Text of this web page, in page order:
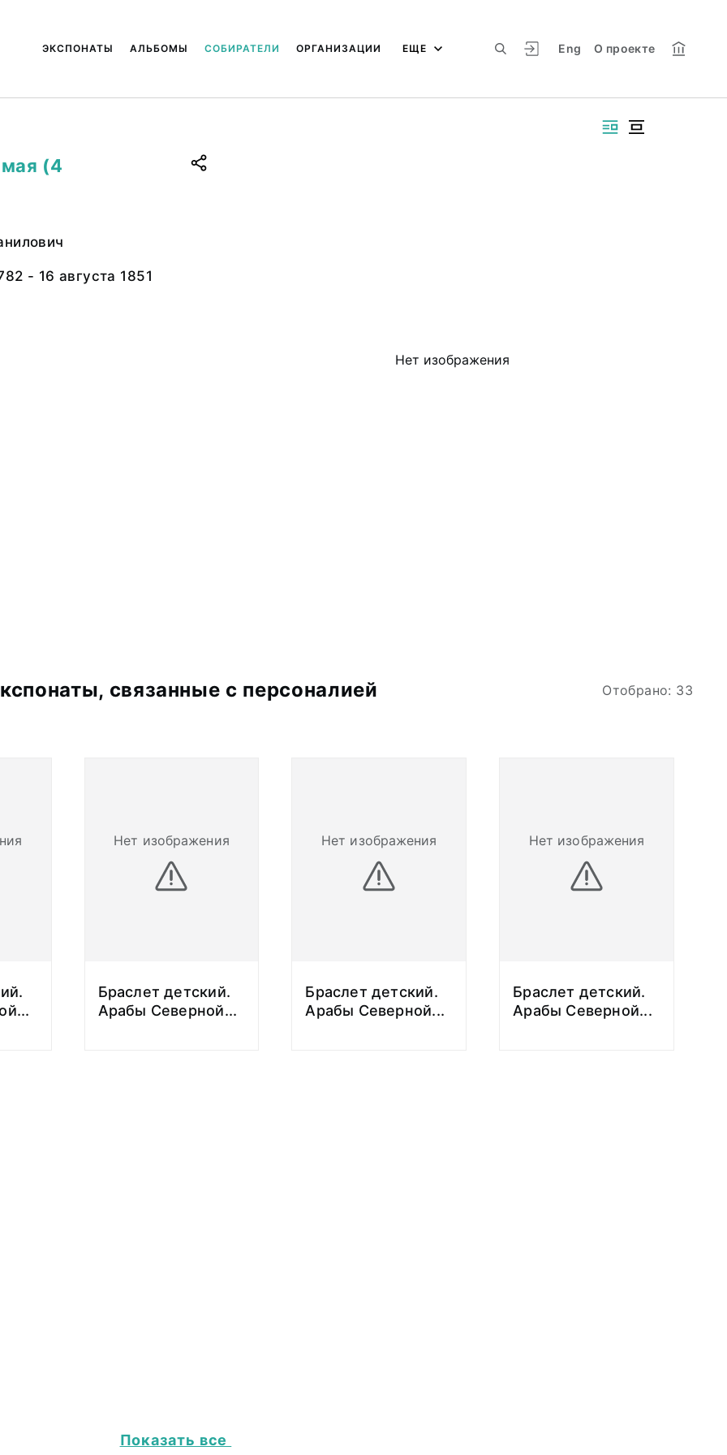
Eng О проекте
ЭКСПОНАТЫ АЛЬБОМЫ СОБИРАТЕЛИ ОРГАНИЗАЦИИ ЕЩЕ
Нет изображения
(4
- 16 августа 1851
связанные с персоналией Отобрано: 33
...
Нет изображения
Браслет детский.
Арабы Северной...
Нет изображения
Браслет детский.
Арабы Северной...
Нет изображения
Браслет детский.
Арабы Северной...
Показать все